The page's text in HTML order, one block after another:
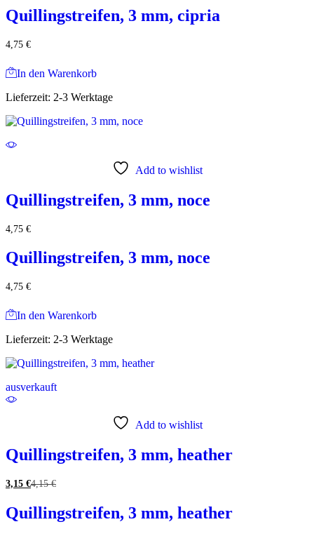
Quillingstreifen, 3 mm, cipria
4,75 €
In den Warenkorb
Lieferzeit: 2-3 Werktage
Add to wishlist
Quillingstreifen, 3 mm, noce
4,75 €
Quillingstreifen, 3 mm, noce
4,75 €
In den Warenkorb
Lieferzeit: 2-3 Werktage
ausverkauft
Add to wishlist
Quillingstreifen, 3 mm, heather
3,15 €4,15€
Quillingstreifen, 3 mm, heather